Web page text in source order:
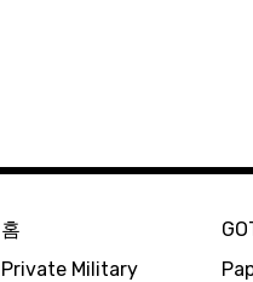
홈
Private Military